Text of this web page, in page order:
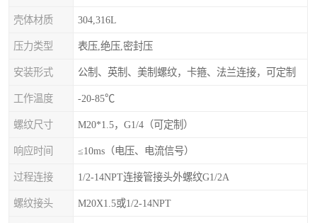
壳体材质 304,316L
压力类型 表压,绝压,密封压
安装形式 公制、英制、美制螺纹，卡箍、法兰连接，可定制
工作温度 -20-85℃
螺纹尺寸 M20*1.5，G1/4（可定制）
响应时间 ≤10ms（电压、电流信号）
过程连接 1/2-14NPT连接管接头外螺纹G1/2A
螺纹接头 M20X1.5或1/2-14NPT